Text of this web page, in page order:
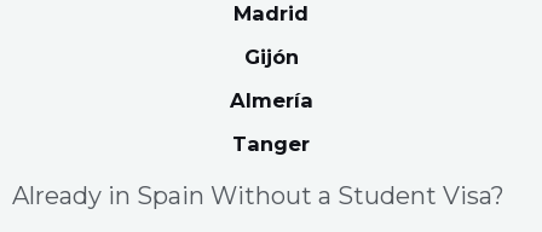
Madrid
Gijón
Almería
Tanger
Already in Spain Without a Student Visa?